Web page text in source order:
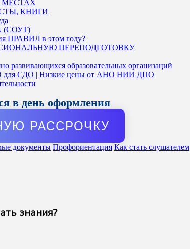
МЕСТАХ
КНИГИ
(СОУТ)
ПРАВИЛ в этом году?
ПЕРЕПОДГОТОВКУ
развивающихся образовательных организаций
для СДО | Низкие цены от АНО НИИ ДПО
в день оформления
РАССРОЧКУ
документы Профориентация Как стать слушателем
знания?